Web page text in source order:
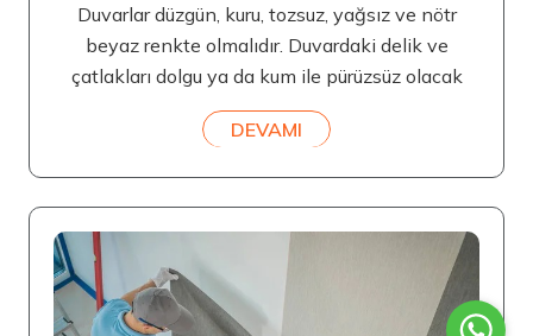
Duvarlar düzgün, kuru, tozsuz, yağsız ve nötr
beyaz renkte olmalıdır. Duvardaki delik ve
çatlakları dolgu ya da kum ile pürüzsüz olacak
DEVAMI